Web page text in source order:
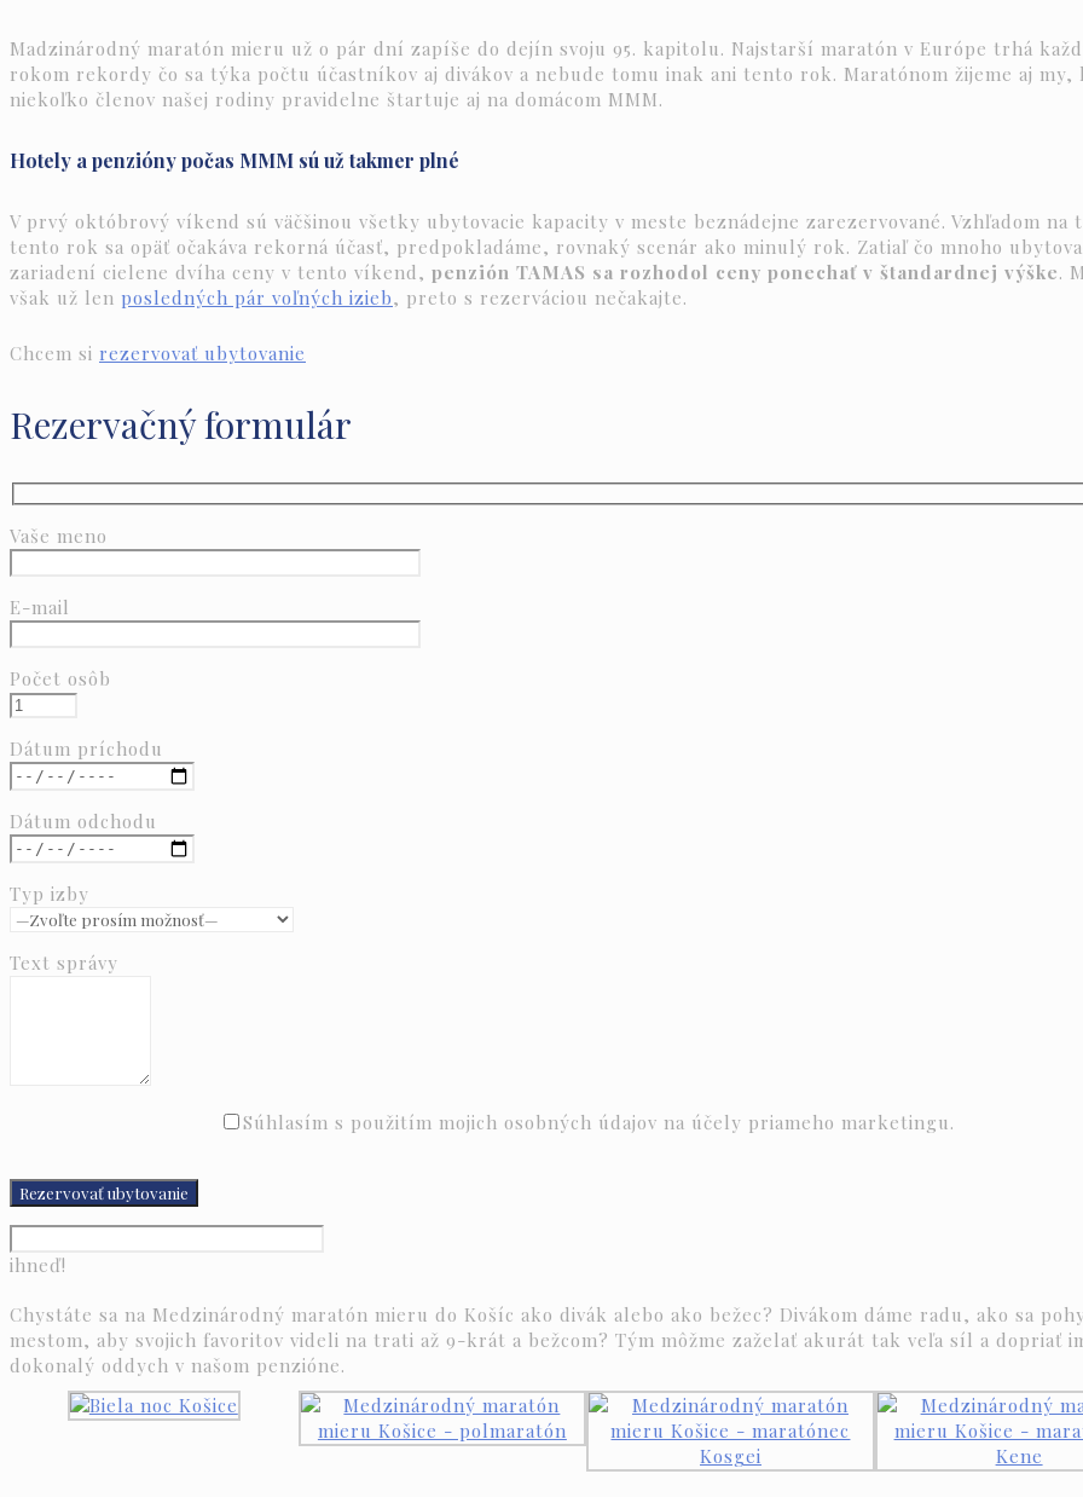
Madzinárodný maratón mieru už o pár dní zapíše do dejín svoju 95. kapitolu. Najstarší maratón v Európe trhá
rokom rekordy čo sa týka počtu účastníkov aj divákov a nebude tomu inak ani tento rok. Maratónom žijeme aj my,
niekoľko členov našej rodiny pravidelne štartuje aj na domácom MMM.
Hotely a penzióny počas MMM sú už takmer plné
V prvý októbrový víkend sú väčšinou všetky ubytovacie kapacity v meste beznádejne zarezervované. Vzhľadom na
tento rok sa opäť očakáva rekorná účasť, predpokladáme, rovnaký scenár ako minulý rok. Zatiaľ čo mnoho
zariadení cielene dvíha ceny v tento víkend, penzión TAMAS sa rozhodol ceny ponechať v štandardnej výške.
však už len posledných pár voľných izieb, preto s rezerváciou nečakajte.
Chcem si rezervovať ubytovanie
Rezervačný formulár
Vaše meno
E-mail
Počet osôb
Dátum príchodu
Dátum odchodu
Typ izby
Text správy
Súhlasím s použitím mojich osobných údajov na účely priameho marketingu.
ihneď!
Chystáte sa na Medzinárodný maratón mieru do Košíc ako divák alebo ako bežec? Divákom dáme radu, ako sa
mestom, aby svojich favoritov videli na trati až 9-krát a bežcom? Tým môžme zaželať akurát tak veľa síl a dopriať
dokonalý oddych v našom penzióne.